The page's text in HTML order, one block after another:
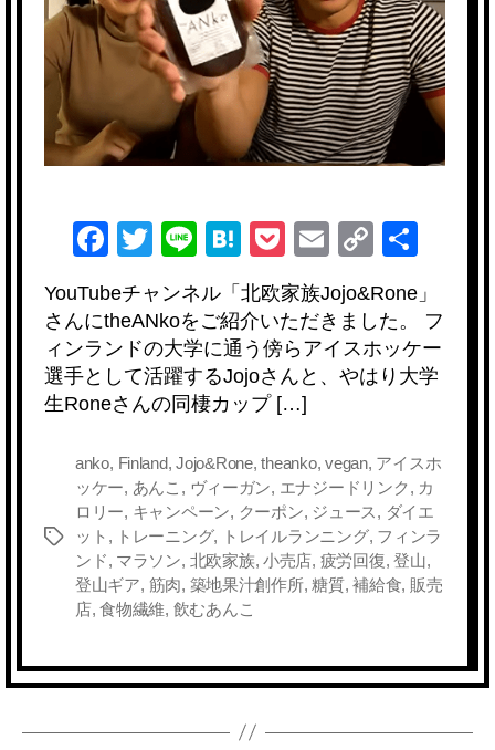
F
c
e
b
o
o
k
T
tt
er
Li
e
H
at
e
n
a
P
o
ck
et
E
ail
C
p
y
Li
k
YouTubeチャンネル「北欧家族Jojo&Rone」
さんにtheANkoをご紹介いただきました。 フ
ィンランドの大学に通う傍らアイスホッケー
選手として活躍するJojoさんと、やはり大学
生Roneさんの同棲カップ […]
タ
anko, Finland,Jojo&Rone,theanko,vegan, アイスホ
ッケー, あんこ , ヴィーガン, エナジードリンク , カ
ロリー, キャンペーン, クーポン, ジュース, ダイエ
ット , トレーニング, トレイルランニング, フィンラ
ンド, マラソン, 北欧家族, 小売店, 疲労回復,登山,
登山ギア, 筋肉, 築地果汁創作所,糖質,補給食, 販売
店,食物繊維, 飲むあんこ